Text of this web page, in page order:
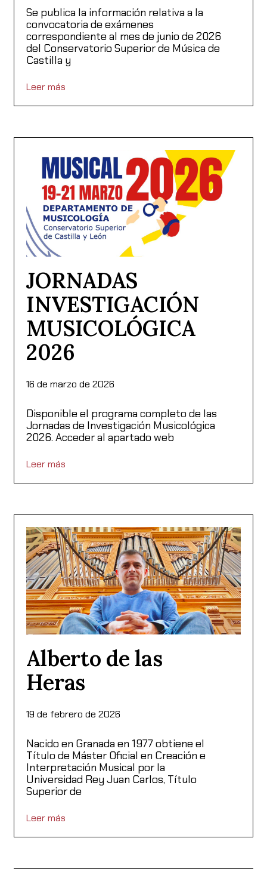
Se publica la información relativa a la
convocatoria de exámenes
correspondiente al mes de junio de 2026
del Conservatorio Superior de Música de
Castilla y
Leer más
JORNADAS
INVESTIGACIÓN
MUSICOLÓGICA
2026
16 de marzo de 2026
Disponible el programa completo de las
Jornadas de Investigación Musicológica
2026. Acceder al apartado web
Leer más
Alberto de las
Heras
19 de febrero de 2026
Nacido en Granada en 1977 obtiene el
Título de Máster Oficial en Creación e
Interpretación Musical por la
Universidad Rey Juan Carlos, Título
Superior de
Leer más